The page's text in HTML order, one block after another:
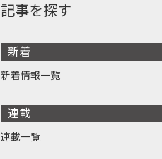
記事を探す
新着
新着情報一覧
連載
連載一覧